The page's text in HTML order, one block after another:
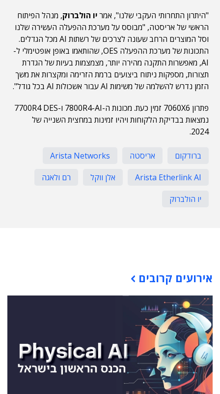
"היתרון התחרותי העקבי שלנו", אמריו הולברוק, מנהל הפיתוח
הראשי של אריסטה, "מבוסס על מערכת ההפעלה העשירה שלנו
וסל המוצרים הרחב שעונה לצרכים של רשתות AI מכל הגדלים.
התכונות של מערכת ההפעלה OES, שהותאמו באופן אופטימלי ל-
AI, מאפשרות התקנה מהירה יותר, מצמצמות בעיות של הגדרת
תצורות, מספקות ניתוח ביצועים ברמת הזרימה ומקצרות את משך
הזמן נדרש להשלמה של משימות AI עבור אשכולות AI בכל גודל".
פתרון 7060X6 זמין כעת. מכונות ה-7800R4-AI ו-7700R4 DES
נמצאות בבדיקת הלקוחות ויהיו זמינות במחצית השנייה של
2024.
ברודקום אריסטה
Arista Networks
Arista Etherlink AI
אלן ווקל
רם ולאגה
יו הולברוק
אירועים קרובים